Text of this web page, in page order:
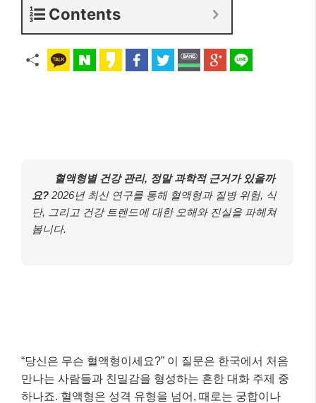
Contents
혈액형별 건강 관리, 정말 과학적 근거가 있을까
요? 2026년 최신 연구를 통해 혈액형과 질병 위험, 식
단, 그리고 건강 트렌드에 대한 오해와 진실을 파헤쳐
봅니다.
“당신은 무슨 혈액형이세요?” 이 질문은 한국에서 처음
만나는 사람들과 친밀감을 형성하는 흔한 대화 주제 중
하나죠. 혈액형은 성격 유형을 넘어, 때로는 궁합이나